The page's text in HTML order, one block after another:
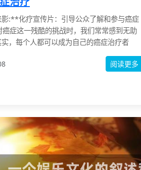
:**化疗宣传片：引导公众了解和参与癌症
症这一残酷的挑战时，我们常常感到无助
，每个人都可以成为自己的癌症治疗者
阅读更多